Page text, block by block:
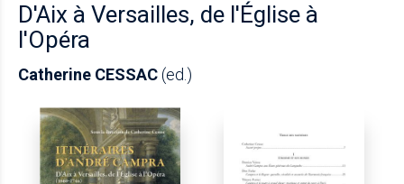
D'Aix à Versailles, de l'Église à
l'Opéra
Catherine CESSAC(ed.)